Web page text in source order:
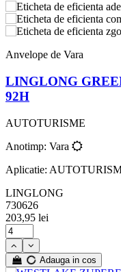
Anvelope de Vara
LINGLONG
92H
AUTOTURISME
Anotimp: Vara
Aplicatie:
LINGLONG
730626
203,95 lei
Adauga in cos